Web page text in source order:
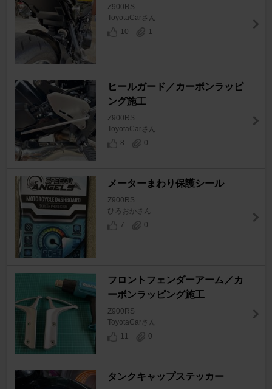
Z900RS
ToyotaCarさん
10
1
ヒールガード／カーボンラッピ
ング施工
Z900RS
ToyotaCarさん
8
0
メーターまわり保護シール
Z900RS
ひろおかさん
7
0
フロントフェンダーアーム／カ
ーボンラッピング施工
Z900RS
ToyotaCarさん
11
0
タンクキャップステッカー